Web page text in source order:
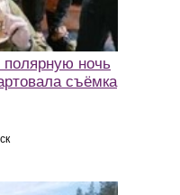
ночь
съёмка